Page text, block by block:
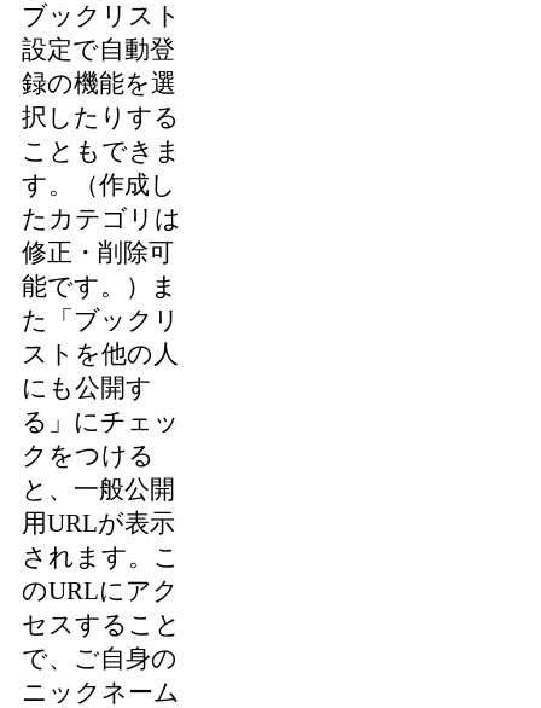
ブックリスト
設定で自動登
録の機能を選
択したりする
こともできま
す。（作成し
たカテゴリは
修正・削除可
能です。）ま
た「 ブックリ
ストを他の人
にも公開す
る」にチェッ
クをつける
と、一般公開
用URLが表示
されます。こ
のURLにアク
セスすること
で、ご自身の
ニックネーム